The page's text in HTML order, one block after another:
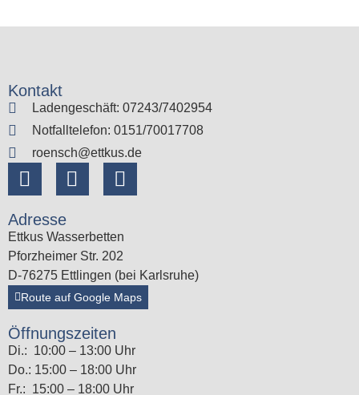
Kontakt
Ladengeschäft: 07243/7402954
Notfalltelefon: 0151/70017708
roensch@ettkus.de
Adresse
Ettkus Wasserbetten
Pforzheimer Str. 202
D-76275 Ettlingen (bei Karlsruhe)
Route auf Google Maps
Öffnungszeiten
Di.: 10:00 – 13:00 Uhr
Do.: 15:00 – 18:00 Uhr
Fr.: 15:00 – 18:00 Uhr